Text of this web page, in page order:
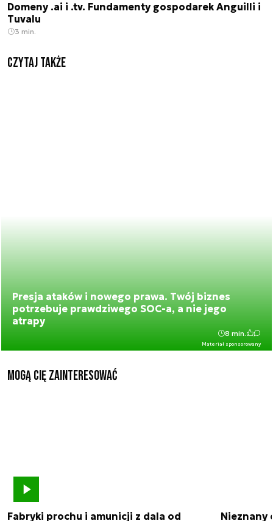
Domeny .ai i .tv. Fundamenty gospodarek Anguilli i
Tuvalu
3 min.
Czytaj także
Presja ataków i nowego prawa. Twój biznes
potrzebuje prawdziwego SOC-a, a nie jego
atrapy
Materiał sponsorowany
8 min.
Mogą Cię zainteresować
Fabryki prochu i amunicji z dala od
Nieznany